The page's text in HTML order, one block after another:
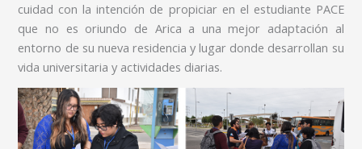
cuidad con la intención de propiciar en el estudiante PACE
que no es oriundo de Arica a una mejor adaptación al
entorno de su nueva residencia y lugar donde desarrollan su
vida universitaria y actividades diarias.